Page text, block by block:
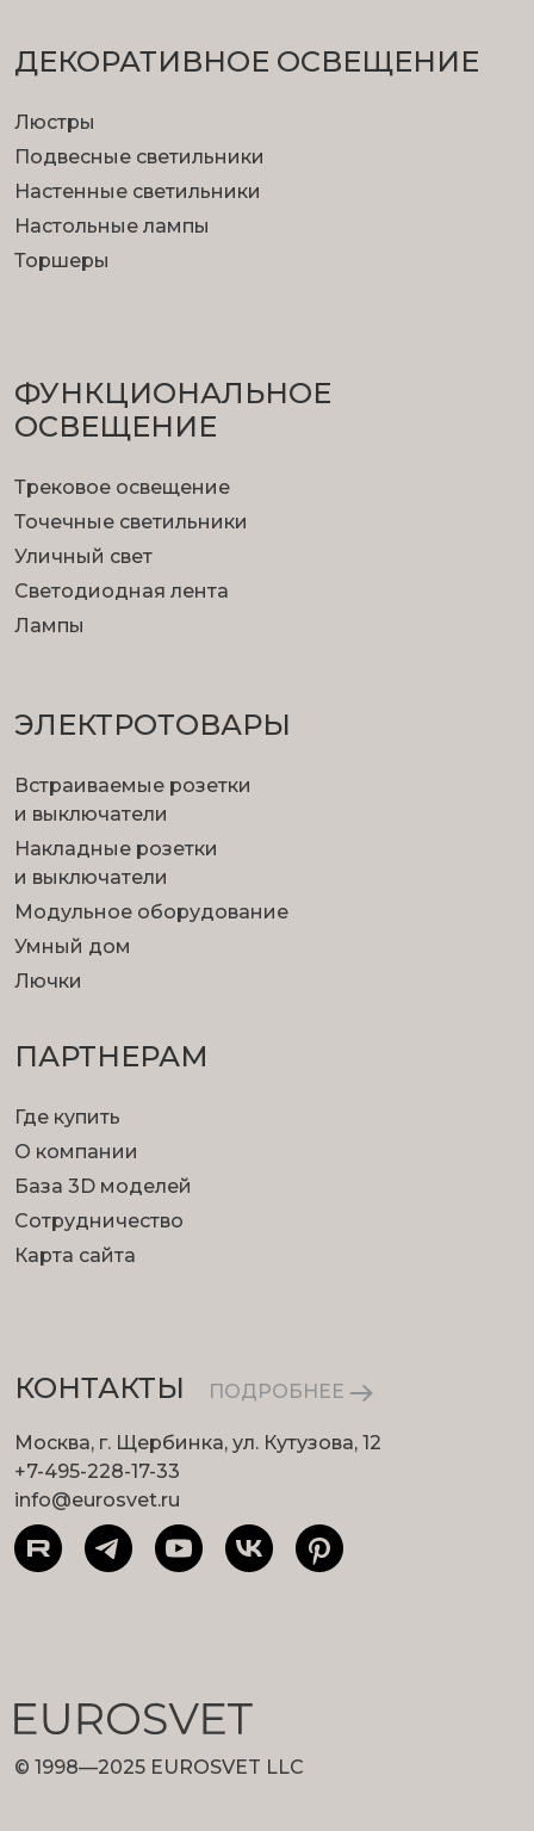
ДЕКОРАТИВНОЕ ОСВЕЩЕНИЕ
Люстры
Подвесные светильники
Настенные светильники
Настольные лампы
Торшеры
ФУНКЦИОНА­ЛЬНОЕ
ОСВЕЩЕНИЕ
Трековое освещение
Точечные светильники
Уличный свет
Светодиодная лента
Лампы
ЭЛЕКТРОТОВАРЫ
Встраиваемые розетки
и выключатели
Накладные розетки
и выключатели
Модульное оборудование
Умный дом
Лючки
ПАРТНЕРАМ
Где купить
О компании
База 3D моделей
Сотрудничество
Карта сайта
КОНТАКТЫ ПОДРОБНЕЕ
Москва, г. Щербинка, ул. Кутузова, 12
+7-495-228-17-33
info@eurosvet.ru
© 1998—2025 EUROSVET LLC